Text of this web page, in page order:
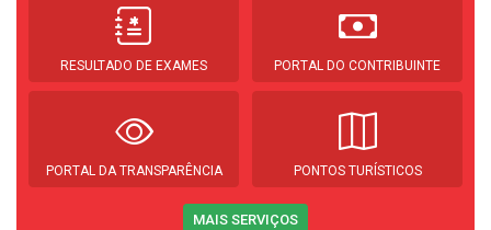
RESULTADO DE EXAMES PORTAL DO CONTRIBUINTE
PORTAL DA TRANSPARÊNCIA PONTOS TURÍSTICOS
MAIS SERVIÇOS